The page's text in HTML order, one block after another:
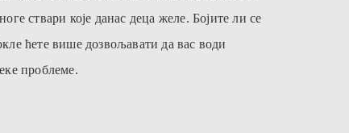
ствари које данас деца желе. Бојите ли се
ћете више дозвољавати да вас води
проблеме.